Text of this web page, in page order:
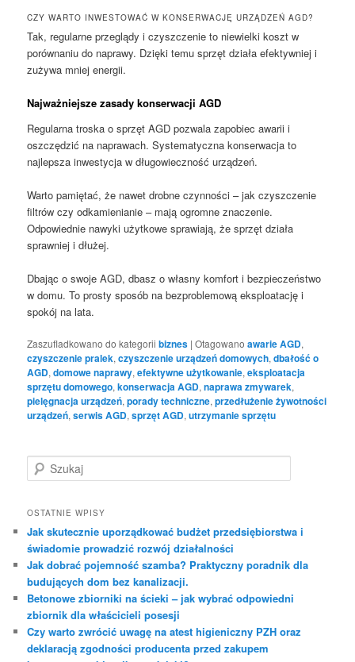
CZY WARTO INWESTOWAĆ W KONSERWACJĘ URZĄDZEŃ AGD?
Tak, regularne przeglądy i czyszczenie to niewielki koszt w
porównaniu do naprawy. Dzięki temu sprzęt działa efektywniej i
zużywa mniej energii.
Najważniejsze zasady konserwacji AGD
Regularna troska o sprzęt AGD pozwala zapobiec awarii i
oszczędzić na naprawach. Systematyczna konserwacja to
najlepsza inwestycja w długowieczność urządzeń.
Warto pamiętać, że nawet drobne czynności – jak czyszczenie
filtrów czy odkamienianie – mają ogromne znaczenie.
Odpowiednie nawyki użytkowe sprawiają, że sprzęt działa
sprawniej i dłużej.
Dbając o swoje AGD, dbasz o własny komfort i bezpieczeństwo
w domu. To prosty sposób na bezproblemową eksploatację i
spokój na lata.
Zaszufladkowano do kategorii biznes |Otagowano awarie AGD,
czyszczenie pralek,czyszczenie urządzeń domowych,dbałość o
AGD,domowe naprawy,efektywne użytkowanie,eksploatacja
sprzętu domowego,konserwacja AGD,naprawa zmywarek,
pielęgnacja urządzeń,porady techniczne,przedłużenie żywotności
urządzeń,serwis AGD,sprzęt AGD,utrzymanie sprzętu
z
k
j
OSTATNIE WPISY
Jak skutecznie uporządkować budżet przedsiębiorstwa i
świadomie prowadzić rozwój działalności
Jak dobrać pojemność szamba? Praktyczny poradnik dla
budujących dom bez kanalizacji.
Betonowe zbiorniki na ścieki – jak wybrać odpowiedni
zbiornik dla właścicieli posesji
Czy warto zwrócić uwagę na atest higieniczny PZH oraz
deklaracją zgodności producenta przed zakupem